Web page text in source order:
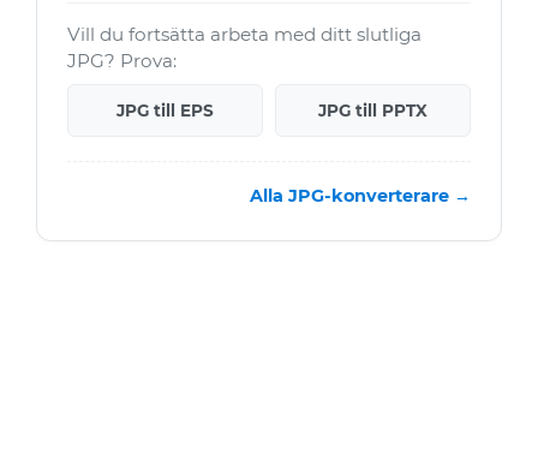
Vill du fortsätta arbeta med ditt slutliga
JPG? Prova:
JPG till EPS JPG till PPTX
Alla JPG-konverterare →